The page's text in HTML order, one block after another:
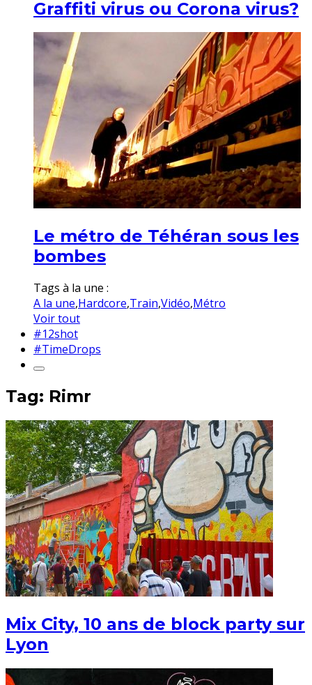
Graffiti virus ou Corona virus?
Le métro de Téhéran sous les
bombes
Tags à la une :
A la une,Hardcore,Train,Vidéo,Métro
Voir tout
#12shot
#TimeDrops
Tag: Rimr
Mix City, 10 ans de block party sur
Lyon